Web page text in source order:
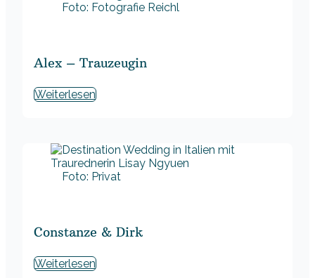
Foto: Fotografie Reichl
Alex – Trauzeugin
Weiterlesen
Foto: Privat
Constanze & Dirk
Weiterlesen